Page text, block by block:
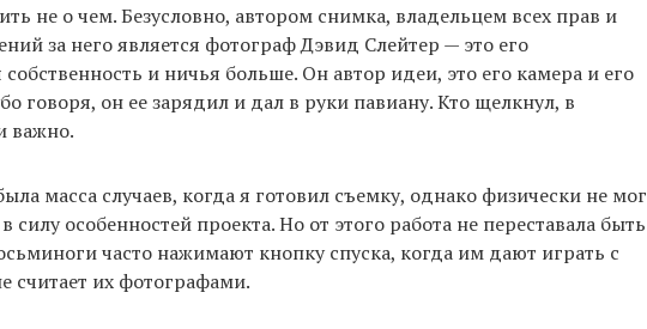
не о чем. Безусловно, автором снимка, владельцем всех прав и
за него является фотограф Дэвид Слейтер — это его
собственность и ничья больше. Он автор идеи, это его камера и его
говоря, он ее зарядил и дал в руки павиану. Кто щелкнул, в
важно.
масса случаев, когда я готовил съемку, однако физически не мог
силу особенностей проекта. Но от этого работа не переставала быть
часто нажимают кнопку спуска, когда им дают играть с
считает их фотографами.